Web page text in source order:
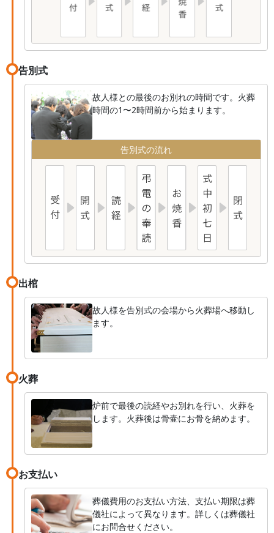
告別式
故人様との最後のお別れの時間です。火葬
時間の1〜2時間前から始まります。
告別式の流れ
出棺
故人様を告別式の会場から火葬場へ移動し
ます。
火葬
炉前で最後の読経やお別れを行い、火葬を
します。火葬後は骨壷にお骨を納めます。
お支払い
葬儀費用のお支払い方法、支払い期限は葬
儀社によって異なります。詳しくは葬儀社
にお問合せください。